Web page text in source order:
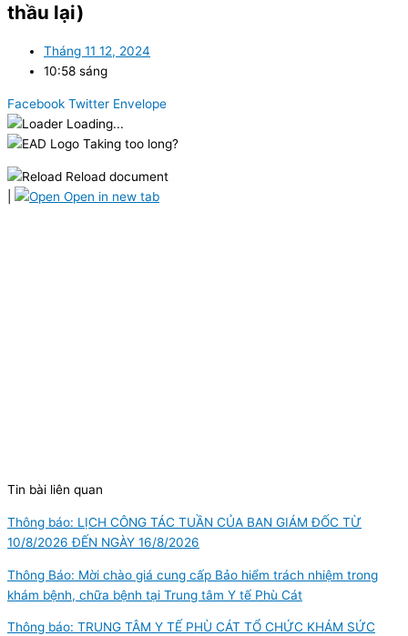
thầu lại)
Tháng 11 12, 2024
10:58 sáng
Facebook Twitter Envelope
Loading...
Taking too long?
Reload document
Open in new tab
Tin bài liên quan
Thông báo: LỊCH CÔNG TÁC TUẦN CỦA BAN GIÁM ĐỐC TỪ
10/8/2026 ĐẾN NGÀY 16/8/2026
Thông Báo: Mời chào giá cung cấp Bảo hiểm trách nhiệm trong
khám bệnh, chữa bệnh tại Trung tâm Y tế Phù Cát
Thông báo: TRUNG TÂM Y TẾ PHÙ CÁT TỔ CHỨC KHÁM SỨC